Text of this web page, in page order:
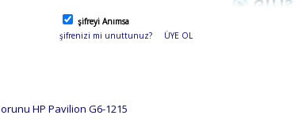
şifreyi Anımsa
şifrenizi mi unuttunuz?
ÜYE OL
HP Pavilion G6-1215